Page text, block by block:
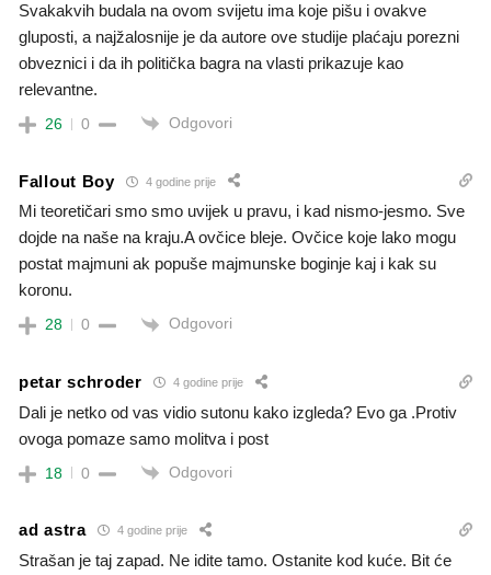
Svakakvih budala na ovom svijetu ima koje pišu i ovakve
gluposti, a najžalosnije je da autore ove studije plaćaju porezni
obveznici i da ih politička bagra na vlasti prikazuje kao
relevantne.
26 0 Odgovori
Fallout Boy 4 godine prije
Mi teoretičari smo smo uvijek u pravu, i kad nismo-jesmo. Sve
dojde na naše na kraju.A ovčice bleje. Ovčice koje lako mogu
postat majmuni ak popuše majmunske boginje kaj i kak su
koronu.
28 0 Odgovori
petar schroder 4 godine prije
Dali je netko od vas vidio sutonu kako izgleda? Evo ga .Protiv
ovoga pomaze samo molitva i post
18 0 Odgovori
ad astra 4 godine prije
Strašan je taj zapad. Ne idite tamo. Ostanite kod kuće. Bit će